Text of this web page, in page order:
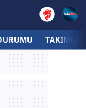
TAKIMLAR